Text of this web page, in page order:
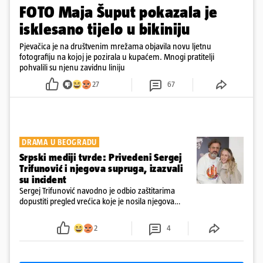
FOTO Maja Šuput pokazala je
isklesano tijelo u bikiniju
Pjevačica je na društvenim mrežama objavila novu ljetnu
fotografiju na kojoj je pozirala u kupaćem. Mnogi pratitelji
pohvalili su njenu zavidnu liniju
27 67
DRAMA U BEOGRADU
Srpski mediji tvrde: Privedeni Sergej
Trifunović i njegova supruga, izazvali
su incident
Sergej Trifunović navodno je odbio zaštitarima
dopustiti pregled vrećica koje je nosila njegova
2 4